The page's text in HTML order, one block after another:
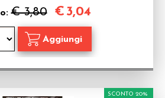
€ 3,80 € 3,04
SCONTO 20%